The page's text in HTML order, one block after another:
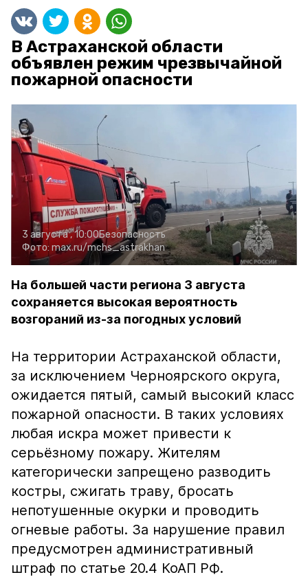
В Астраханской области
объявлен режим чрезвычайной
пожарной опасности
3 августа , 10:00Безопасность
Фото: max.ru/mchs_astrakhan
На большей части региона 3 августа
сохраняется высокая вероятность
возгораний из-за погодных условий
На территории Астраханской области,
за исключением Черноярского округа,
ожидается пятый, самый высокий класс
пожарной опасности. В таких условиях
любая искра может привести к
серьёзному пожару. Жителям
категорически запрещено разводить
костры, сжигать траву, бросать
непотушенные окурки и проводить
огневые работы. За нарушение правил
предусмотрен административный
штраф по статье 20.4 КоАП РФ.